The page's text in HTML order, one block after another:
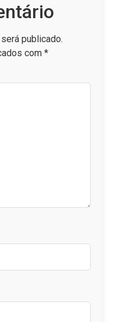
publicado.
com *